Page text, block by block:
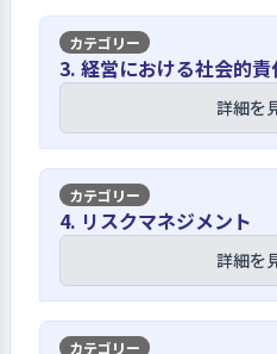
法人の理念に基づき
等を掲げ、目指すべ
ます。ホームペー
方向性や保育園で
をイメージできる
活用して子どもの姿
し、幅広く周知して
理念・目標等は、
関わる心得等に掲
員会議等の機会に
や理念等を説明し
【講評】
利用者や職員の意向
し、園運営や保育に
ています
保護者の意向は、行
ンケート、連絡帳
三者評価受審時の
し、意見や要望を
した意見や要望等は
3. 経営における社会的責
詳細を
【講評】
倫理や規範、法令遵
びの機会を通じて職
ています
4. リスクマネジメント
詳細を